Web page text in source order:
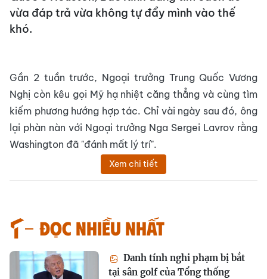
vừa đáp trả vừa không tự đẩy mình vào thế
khó.
Gần 2 tuần trước, Ngoại trưởng Trung Quốc Vương
Nghị còn kêu gọi Mỹ hạ nhiệt căng thẳng và cùng tìm
kiếm phương hướng hợp tác. Chỉ vài ngày sau đó, ông
lại phàn nàn với Ngoại trưởng Nga Sergei Lavrov rằng
Washington đã "đánh mất lý trí".
Xem chi tiết
Đọc nhiều nhất
Danh tính nghi phạm bị bắt
tại sân golf của Tổng thống